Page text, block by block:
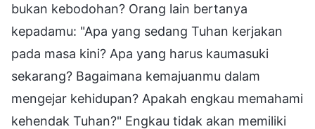
bukan kebodohan? Orang lain bertanya
kepadamu: "Apa yang sedang Tuhan kerjakan
pada masa kini? Apa yang harus kaumasuki
sekarang? Bagaimana kemajuanmu dalam
mengejar kehidupan? Apakah engkau memahami
kehendak Tuhan?" Engkau tidak akan memiliki